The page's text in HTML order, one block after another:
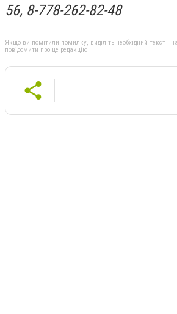
56, 8-778-262-82-48
Якщо ви помітили помилку, виділіть необхідний текст і
повідомити про це редакцію